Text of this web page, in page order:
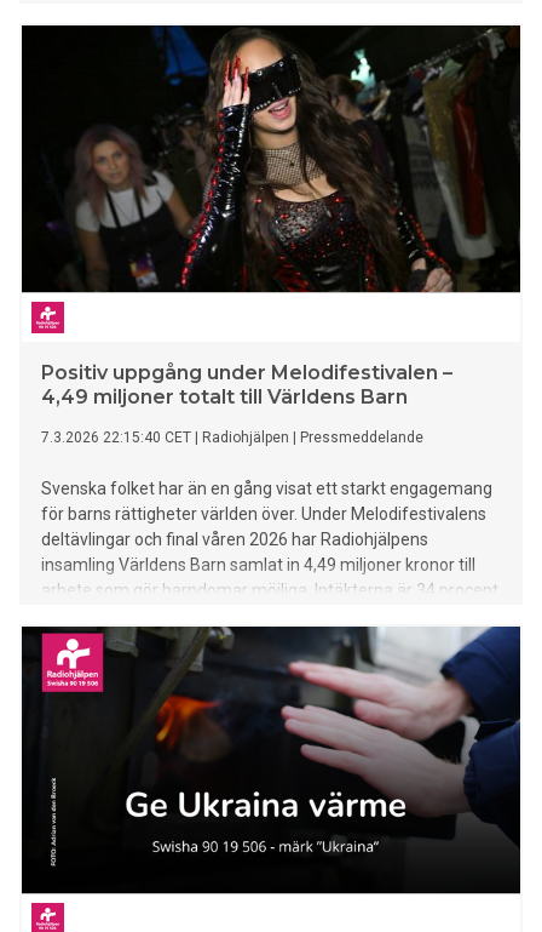
kampanjen: hälsa, skola och trygghet.
Positiv uppgång under Melodifestivalen –
4,49 miljoner totalt till Världens Barn
7.3.2026 22:15:40 CET Radiohjälpen Pressmeddelande
Svenska folket har än en gång visat ett starkt engagemang
för barns rättigheter världen över. Under Melodifestivalens
deltävlingar och final våren 2026 har Radiohjälpens
insamling Världens Barn samlat in 4,49 miljoner kronor till
arbete som gör barndomar möjliga. Intäkterna är 34 procent